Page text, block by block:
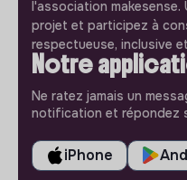
l'association
projet et participez à
respectueuse, inclusive
Notre
Ne ratez jamais un
notification et répondez
iPhone